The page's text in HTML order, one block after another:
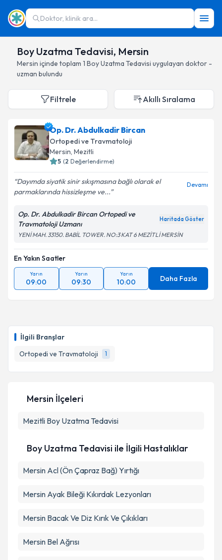
Doktor, klinik ara...
Boy Uzatma Tedavisi, Mersin
Mersin içinde toplam 1 Boy Uzatma Tedavisi uygulayan doktor -
uzman bulundu
İlgili Branşlar
Ortopedi ve Travmatoloji
1
Filtrele Akıllı Sıralama
Op. Dr. Abdulkadir Bircan
Ortopedi ve Travmatoloji
Mersin, Mezitli
5 (2 Değerlendirme)
Dayımda siyatik sinir sıkışmasına bağlı olarak el
parmaklarında hissizleşme ve...
Devamı
Op. Dr. Abdulkadir Bircan Ortopedi ve
Travmatoloji Uzmanı
Haritada Göster
YENİ MAH. 33150. BABİL TOWER. NO:3 KAT 6 MEZİTLİ MERSİN
En Yakın Saatler
Yarın
09:00
Yarın
09:30
Yarın
10:00 Daha Fazla
Mersin İlçeleri
Mezitli Boy Uzatma Tedavisi
Boy Uzatma Tedavisi ile İlgili Hastalıklar
Mersin Acl (Ön Çapraz Bağ) Yırtığı
Mersin Ayak Bileği Kıkırdak Lezyonları
Mersin Bacak Ve Diz Kırık Ve Çıkıkları
Mersin Bel Ağrısı